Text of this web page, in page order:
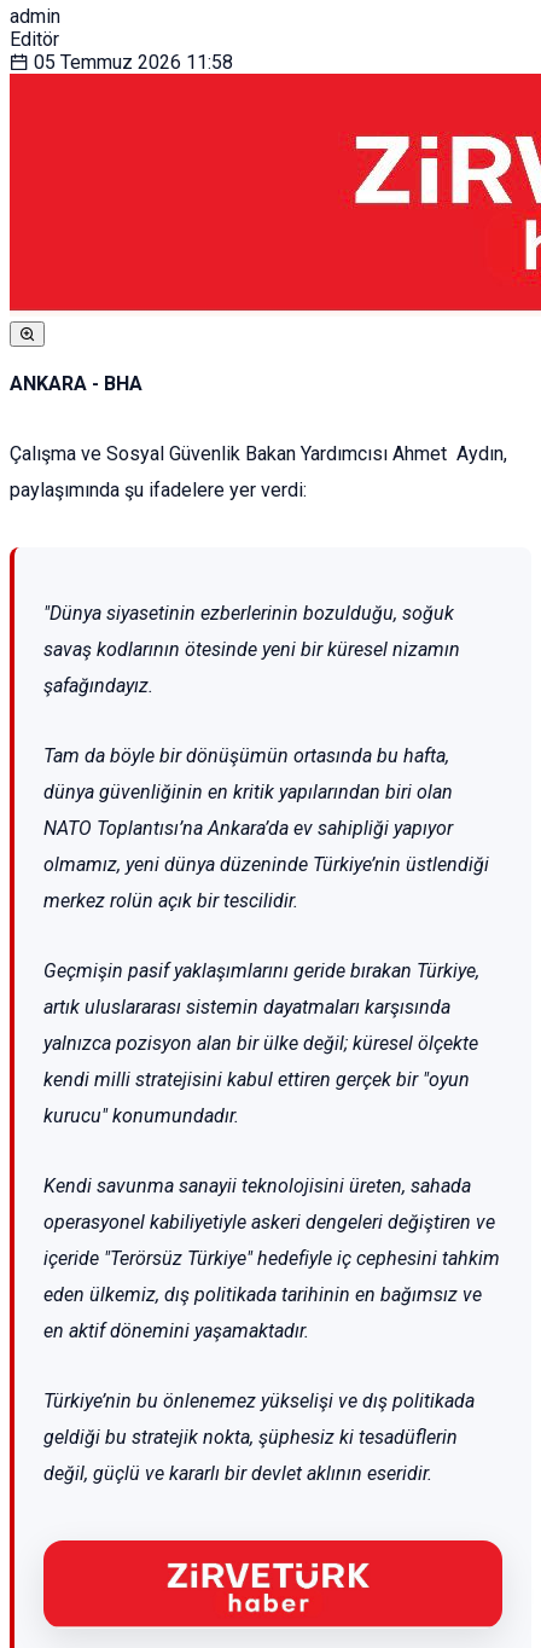
admin
Editör
05 Temmuz 2026 11:58
ANKARA - BHA
Çalışma ve Sosyal Güvenlik Bakan Yardımcısı Ahmet Aydın,
paylaşımında şu ifadelere yer verdi:
"Dünya siyasetinin ezberlerinin bozulduğu, soğuk
savaş kodlarının ötesinde yeni bir küresel nizamın
şafağındayız.
Tam da böyle bir dönüşümün ortasında bu hafta,
dünya güvenliğinin en kritik yapılarından biri olan
NATO Toplantısı’na Ankara’da ev sahipliği yapıyor
olmamız, yeni dünya düzeninde Türkiye’nin üstlendiği
merkez rolün açık bir tescilidir.
Geçmişin pasif yaklaşımlarını geride bırakan Türkiye,
artık uluslararası sistemin dayatmaları karşısında
yalnızca pozisyon alan bir ülke değil; küresel ölçekte
kendi milli stratejisini kabul ettiren gerçek bir "oyun
kurucu" konumundadır.
Kendi savunma sanayii teknolojisini üreten, sahada
operasyonel kabiliyetiyle askeri dengeleri değiştiren ve
içeride "Terörsüz Türkiye" hedefiyle iç cephesini tahkim
eden ülkemiz, dış politikada tarihinin en bağımsız ve
en aktif dönemini yaşamaktadır.
Türkiye’nin bu önlenemez yükselişi ve dış politikada
geldiği bu stratejik nokta, şüphesiz ki tesadüflerin
değil, güçlü ve kararlı bir devlet aklının eseridir.